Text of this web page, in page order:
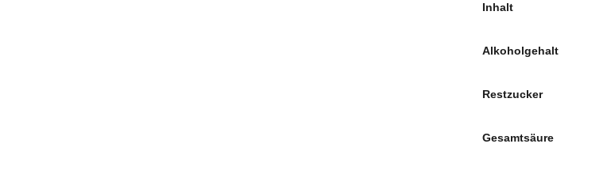
Inhalt
Alkoholgehalt
Restzucker
Gesamtsäure